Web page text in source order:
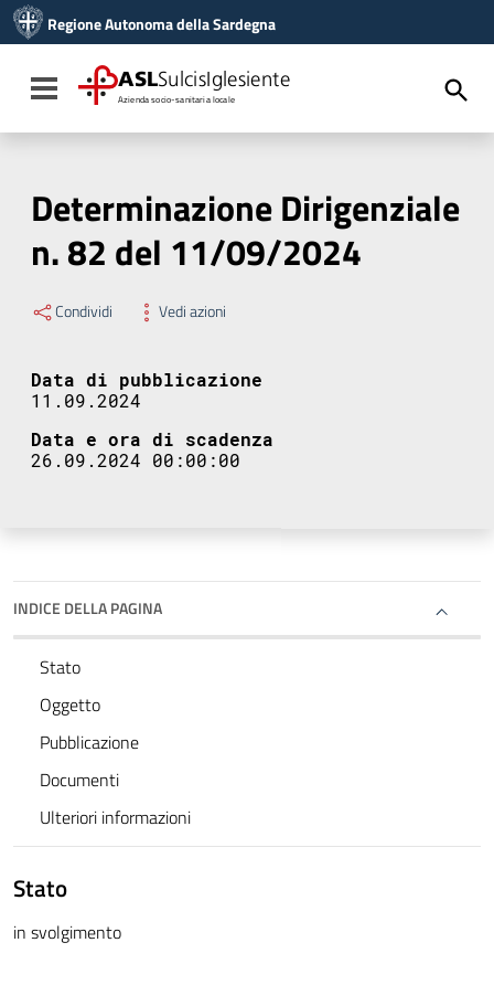
Vai al menu di navigazione
Vai al footer
Regione Autonoma della Sardegna
Toggle navigation
ASLSulcisIglesiente
Azienda socio-sanitaria locale
Determinazione Dirigenziale
n. 82 del 11/09/2024
Condividi Vedi azioni
Data di pubblicazione
11.09.2024
Data e ora di scadenza
26.09.2024 00:00:00
INDICE DELLA PAGINA
Stato
Oggetto
Pubblicazione
Documenti
Ulteriori informazioni
Stato
in svolgimento